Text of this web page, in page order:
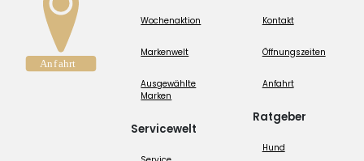
Wochenaktion
Markenwelt
Ausgewählte
Marken
Servicewelt
Kontakt
Öffnungszeiten
Anfahrt
Ratgeber
Hund